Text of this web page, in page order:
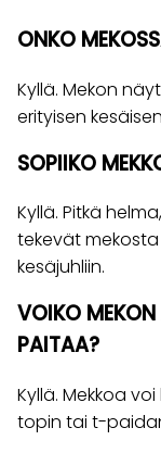
ONKO
Kyllä. Mekon
erityisen
SOPIIKO
Kyllä. Pitkä
tekevät
kesäjuhliin.
VOIKO
PAITAA?
Kyllä. Mekkoa
topin tai t-